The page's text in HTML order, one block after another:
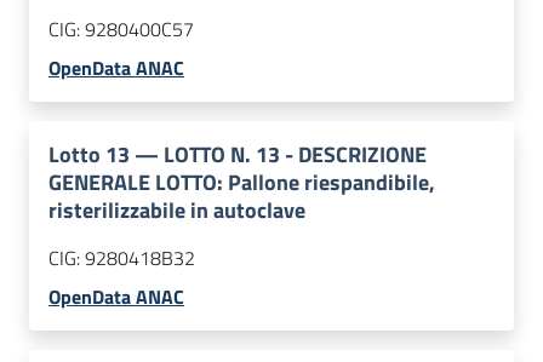
CIG:9280400C57
OpenData ANAC
Lotto 13 — LOTTO N. 13 - DESCRIZIONE
GENERALE LOTTO: Pallone riespandibile,
risterilizzabile in autoclave
CIG:9280418B32
OpenData ANAC